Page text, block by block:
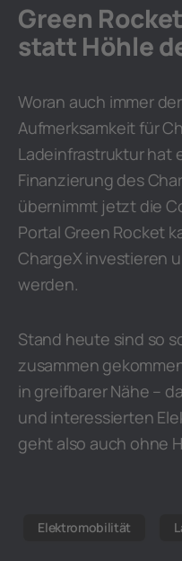
Green
statt Höhle
Woran auch immer
Aufmerksamkeit für
Ladeinfrastruktur hat
Finanzierung des
übernimmt jetzt die
Portal Green Rocket
ChargeX investieren
werden.
Stand heute sind so
zusammen
in greifbarer Nähe –
und interessierten
geht also auch ohne
Elektromobilität